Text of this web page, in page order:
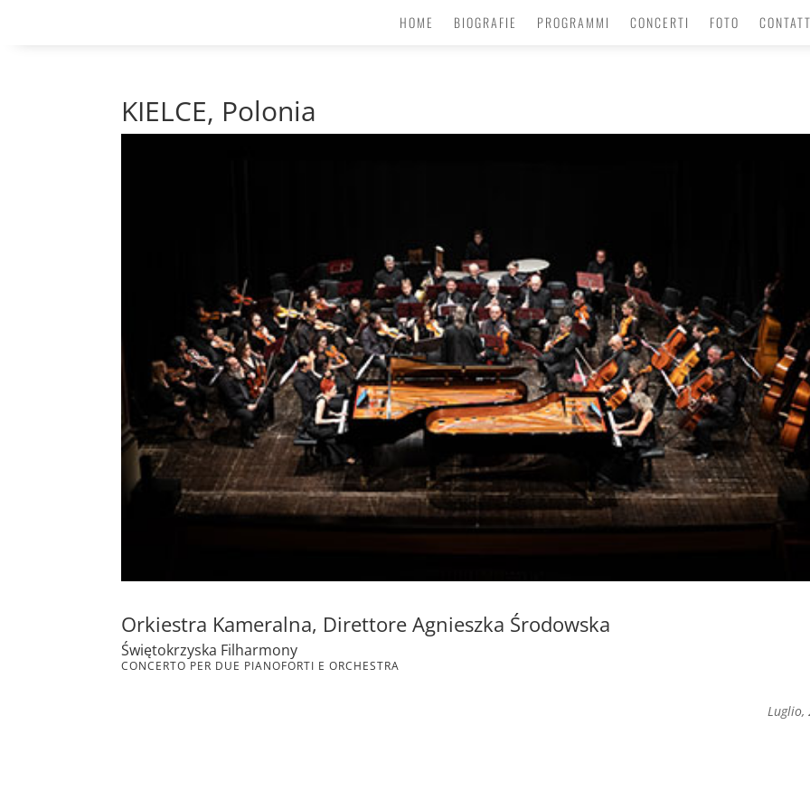
HOME BIOGRAFIE PROGRAMMI CONCERTI FOTO
KIELCE, Polonia
Orkiestra Kameralna, Direttore Agnieszka Środowska
Świętokrzyska Filharmony
CONCERTO PER DUE PIANOFORTI E ORCHESTRA
Luglio,